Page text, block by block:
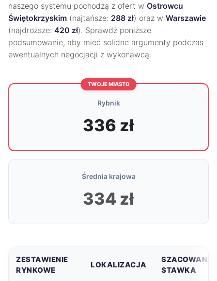
naszego systemu pochodzą z ofert w Ostrowcu
Świętokrzyskim (najtańsze: 288 zł) oraz w Warszawie
(najdroższe: 420 zł). Sprawdź poniższe
podsumowanie, aby mieć solidne argumenty podczas
ewentualnych negocjacji z wykonawcą.
TWOJE MIASTO
Rybnik
336 zł
Średnia krajowa
334 zł
ZESTAWIENIE
RYNKOWE
LOKALIZACJA
SZACOWANA
STAWKA